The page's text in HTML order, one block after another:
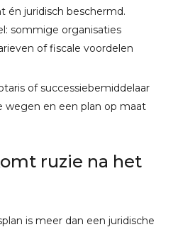
én juridisch beschermd.
sommige organisaties
of fiscale voordelen
of successiebemiddelaar
wegen en een plan op maat
ruzie na het
is meer dan een juridische